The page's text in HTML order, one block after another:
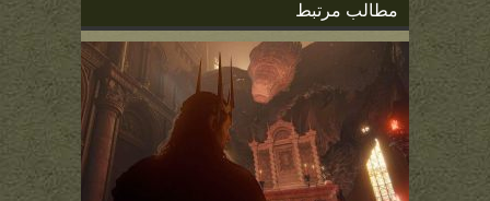
مطالب مرتبط